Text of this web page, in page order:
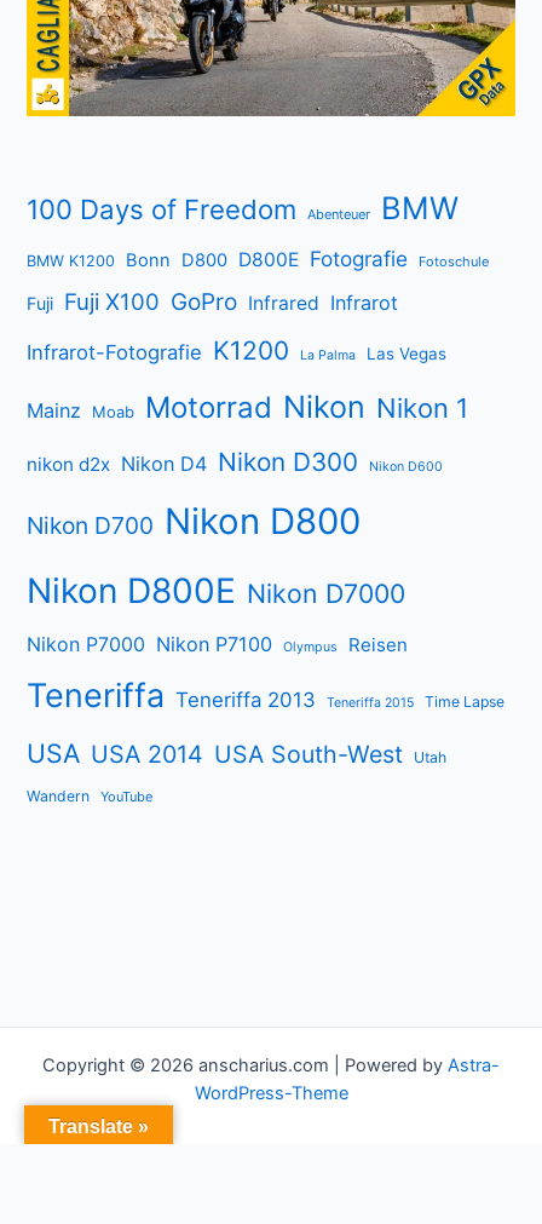
100 Days of Freedom Abenteuer BMW
BMW K1200 Bonn D800 D800E Fotografie Fotoschule
Fuji Fuji X100 GoPro Infrared Infrarot
Infrarot-Fotografie K1200 La Palma Las Vegas
Mainz Moab Motorrad Nikon Nikon 1
nikon d2x Nikon D4 Nikon D300 Nikon D600
Nikon D700 Nikon D800
Nikon D800E Nikon D7000
Nikon P7000 Nikon P7100 Olympus Reisen
Teneriffa Teneriffa 2013 Teneriffa 2015 Time Lapse
USA USA 2014 USA South-West Utah
Wandern YouTube
Copyright © 2026 anscharius.com | Powered by Astra-
WordPress-Theme
Translate »